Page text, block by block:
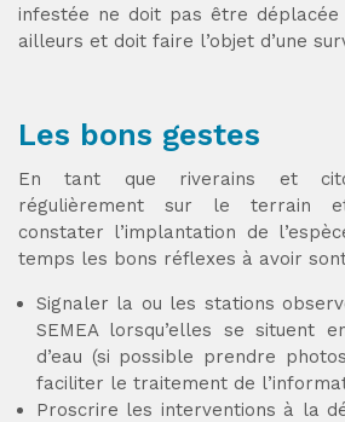
infestée ne doit pas être
ailleurs et doit faire l’objet d’une
Les bons gestes
En tant que riverains et
régulièrement sur le terrain
constater l’implantation de
temps les bons réflexes à avoir
Signaler la ou les stations
SEMEA lorsqu’elles se situent
d’eau (si possible prendre
faciliter le traitement de
Proscrire les interventions à la